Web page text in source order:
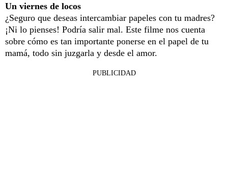
Un viernes de locos
¿Seguro que deseas intercambiar papeles con tu madres?
¡Ni lo pienses! Podría salir mal. Este filme nos cuenta
sobre cómo es tan importante ponerse en el papel de tu
mamá, todo sin juzgarla y desde el amor.
PUBLICIDAD